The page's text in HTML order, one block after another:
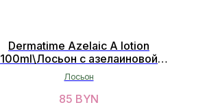
Dermatime Azelaic A lotion
100ml\Лосьон с азелаиновой
кислотой 100мл
Лосьон
85 BYN